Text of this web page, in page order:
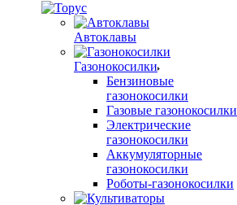
Автоклавы
Газонокосилки
Бензиновые
газонокосилки
Газовые газонокосилки
Электрические
газонокосилки
Аккумуляторные
газонокосилки
Роботы-газонокосилки